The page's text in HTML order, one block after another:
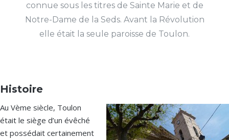
connue sous les titres de Sainte Marie et de
Notre-Dame de la Seds. Avant la Révolution
elle était la seule paroisse de Toulon.
Histoire
Au Vème siècle, Toulon
était le siège d’un évêché
et possédait certainement